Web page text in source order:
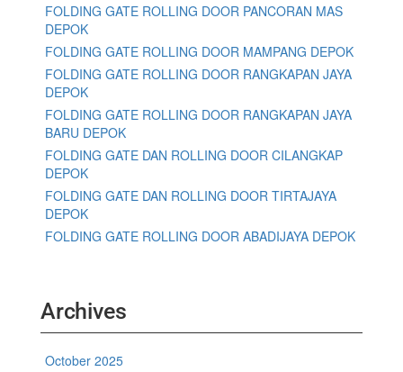
FOLDING GATE ROLLING DOOR PANCORAN MAS
DEPOK
FOLDING GATE ROLLING DOOR MAMPANG DEPOK
FOLDING GATE ROLLING DOOR RANGKAPAN JAYA
DEPOK
FOLDING GATE ROLLING DOOR RANGKAPAN JAYA
BARU DEPOK
FOLDING GATE DAN ROLLING DOOR CILANGKAP
DEPOK
FOLDING GATE DAN ROLLING DOOR TIRTAJAYA
DEPOK
FOLDING GATE ROLLING DOOR ABADIJAYA DEPOK
Archives
October 2025